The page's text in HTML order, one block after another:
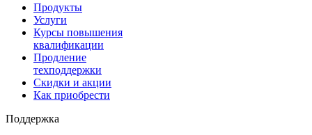
Продукты
Услуги
Курсы повышения
квалификации
Продление
техподдержки
Скидки и акции
Как приобрести
Поддержка